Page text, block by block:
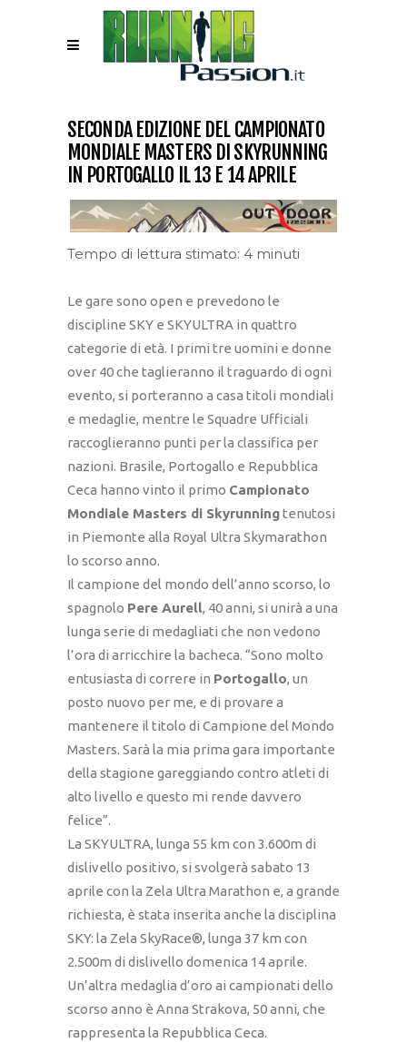
SECONDA EDIZIONE DEL CAMPIONATO
MONDIALE MASTERS DI SKYRUNNING
IN PORTOGALLO IL 13 E 14 APRILE
Tempo di lettura stimato: 4 minuti
Le gare sono open e prevedono le
discipline SKY e SKYULTRA in quattro
categorie di età. I primi tre uomini e donne
over 40 che taglieranno il traguardo di ogni
evento, si porteranno a casa titoli mondiali
e medaglie, mentre le Squadre Ufficiali
raccoglieranno punti per la classifica per
nazioni. Brasile, Portogallo e Repubblica
Ceca hanno vinto il primo Campionato
Mondiale Masters di Skyrunningtenutosi
in Piemonte alla Royal Ultra Skymarathon
lo scorso anno.
Il campione del mondo dell’anno scorso, lo
spagnolo Pere Aurell, 40 anni, si unirà a una
lunga serie di medagliati che non vedono
l’ora di arricchire la bacheca. “Sono molto
entusiasta di correre in Portogallo, un
posto nuovo per me, e di provare a
mantenere il titolo di Campione del Mondo
Masters. Sarà la mia prima gara importante
della stagione gareggiando contro atleti di
alto livello e questo mi rende davvero
felice”.
La SKYULTRA, lunga 55 km con 3.600m di
dislivello positivo, si svolgerà sabato 13
aprile con la Zela Ultra Marathon e, a grande
richiesta, è stata inserita anche la disciplina
SKY: la Zela SkyRace®, lunga 37 km con
2.500m di dislivello domenica 14 aprile.
Un’altra medaglia d’oro ai campionati dello
scorso anno è Anna Strakova, 50 anni, che
rappresenta la Repubblica Ceca.